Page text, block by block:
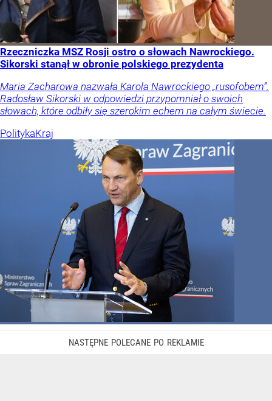
Rzeczniczka MSZ Rosji ostro o słowach Nawrockiego.
Sikorski stanął w obronie polskiego prezydenta
Maria Zacharowa nazwała Karola Nawrockiego „rusofobem”.
Radosław Sikorski w odpowiedzi przypomniał o swoich
słowach, które odbiły się szerokim echem na całym świecie.
PolitykaKraj